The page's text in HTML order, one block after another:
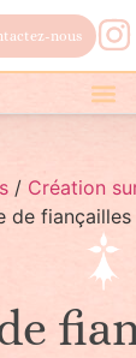
nous
/ Création
de